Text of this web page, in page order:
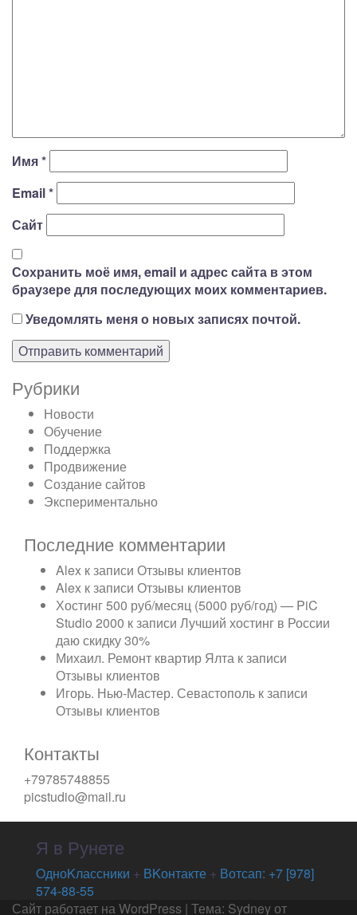
Имя*
Email*
Сайт
Сохранить моё имя, email и адрес сайта в этом
браузере для последующих моих комментариев.
Уведомлять меня о новых записях почтой.
Рубрики
Новости
Обучение
Поддержка
Продвижение
Создание сайтов
Экспериментально
Последние комментарии
Alex к записи Отзывы клиентов
Alex к записи Отзывы клиентов
Хостинг 500 руб/месяц (5000 руб/год) — PiC
Studio 2000 к записи Лучший хостинг в России
даю скидку 30%
Михаил. Ремонт квартир Ялта к записи
Отзывы клиентов
Игорь. Нью-Мастер. Севастополь к записи
Отзывы клиентов
Контакты
+79785748855
picstudio@mail.ru
Я в Рунете
OдноKлассники + ВKонтакте + Вотсап: +7 [978]
574-88-55
Сайт работает на WordPress | Тема: Sydney от